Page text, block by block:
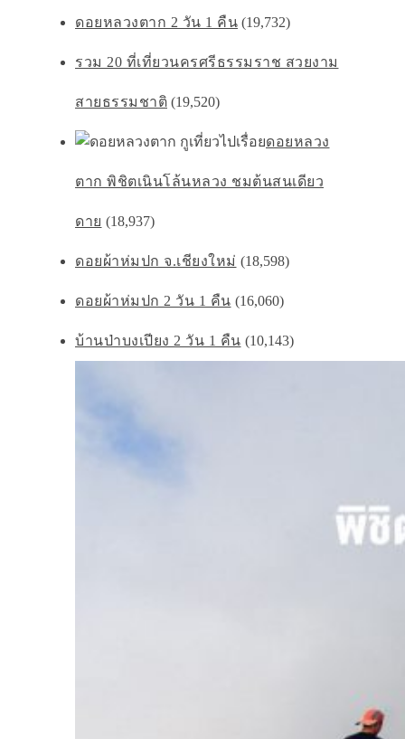
ดอยหลวงตาก 2 วัน 1 คืน (19,732)
รวม 20 ที่เที่ยวนครศรีธรรมราช สวยงาม
สายธรรมชาติ (19,520)
ดอยหลวง
ตาก พิชิตเนินโล้นหลวง ชมต้นสนเดียว
ดาย (18,937)
ดอยผ้าห่มปก จ.เชียงใหม่ (18,598)
ดอยผ้าห่มปก 2 วัน 1 คืน (16,060)
บ้านป่าบงเปียง 2 วัน 1 คืน (10,143)